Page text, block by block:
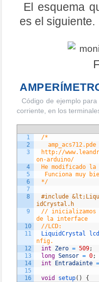
El esquema
es el siguiente.
Código de ejemplo
corriente, en los
1
2
3
4
5
6
7
8
9
10
11
12
13
14
15
16
/*
amp_acs712.pde
http://
on-arduino/
He modificado la
Funciona muy
*/
#include
idCrystal.h
// inicializamos
de la interface
//LCD:
LiquidCrystal
lcd
nfig.
int
Zero = 509;
long Sensor = 0;
int
Entradainte =
void setup( )
{